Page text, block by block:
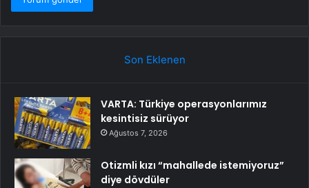
Son Eklenen
VARTA: Türkiye operasyonlarımız
kesintisiz sürüyor
Ağustos 7, 2026
Otizmli kızı “mahallede istemiyoruz”
diye dövdüler